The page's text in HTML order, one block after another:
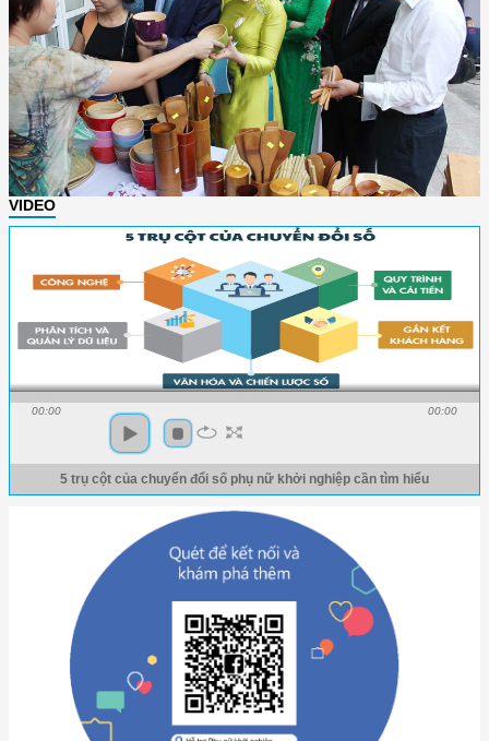
VIDEO
00:00 00:00
5 trụ cột của chuyển đổi số phụ nữ khởi nghiệp cần tìm hiểu